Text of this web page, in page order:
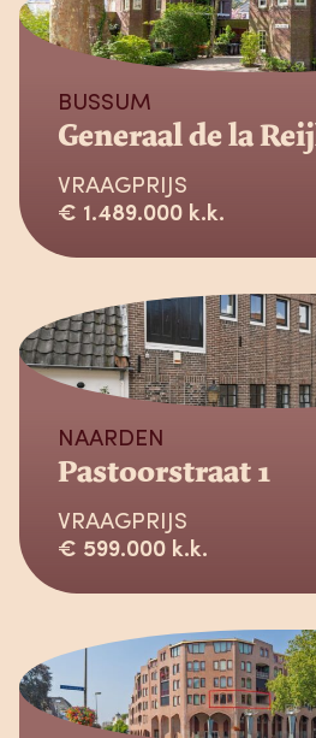
Verkocht
BUSSUM
Generaal de la
VRAAGPRIJS
€ 1.489.000 k.k.
Verkocht
NAARDEN
Pastoorstraat 1
VRAAGPRIJS
€ 599.000 k.k.
Verkocht